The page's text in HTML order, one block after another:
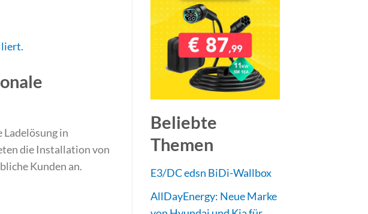
Ladelösung in
die Installation von
Kunden an.
Beliebte
Themen
E3/DC edsn BiDi-Wallbox
AllDayEnergy: Neue Marke